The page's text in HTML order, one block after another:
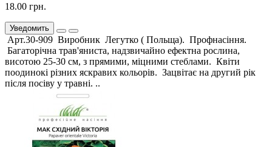
18.00 грн.
Уведомить
Арт.30-909 Виробник Легутко ( Польща). Профнасіння.
Багаторічна трав'яниста, надзвичайно ефектна рослина,
висотою 25-30 см, з прямими, міцними стеблами. Квіти
поодинокі різних яскравих кольорів. Зацвітає на другий рік
після посіву у травні. ..